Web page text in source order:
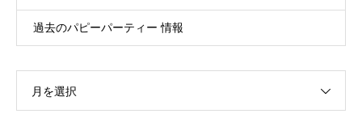
過去のパピーパーティー 情報
月を選択